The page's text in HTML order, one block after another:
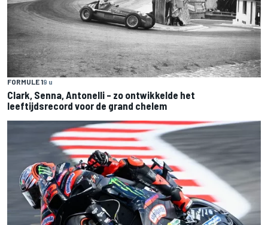
FORMULE 19 u
Clark, Senna, Antonelli – zo ontwikkelde het
leeftijdsrecord voor de grand chelem